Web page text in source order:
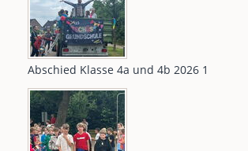
Abschied Klasse 4a und 4b 2026 1